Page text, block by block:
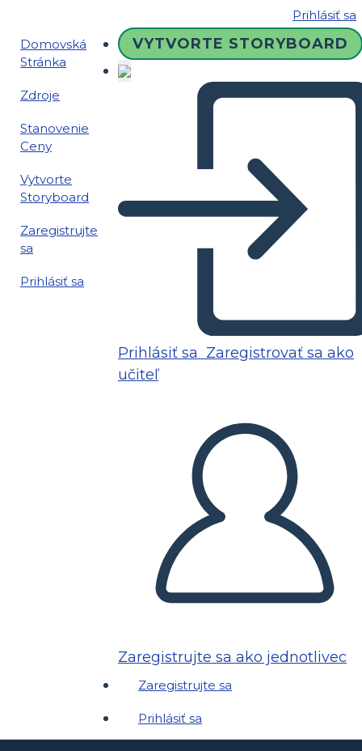
Prihlásiť sa
Domovská
Stránka
Zdroje
Stanovenie
Ceny
Vytvorte
Storyboard
Zaregistrujte
sa
Prihlásiť sa
VYTVORTE STORYBOARD
Prihlásiť sa Zaregistrovať sa ako
učiteľ
Zaregistrujte sa ako jednotlivec
Zaregistrujte sa
Prihlásiť sa